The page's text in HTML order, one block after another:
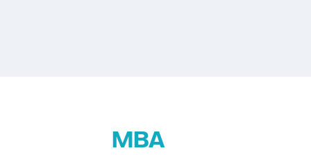
MBA